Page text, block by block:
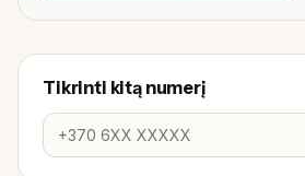
Tikrinti kitą numerį